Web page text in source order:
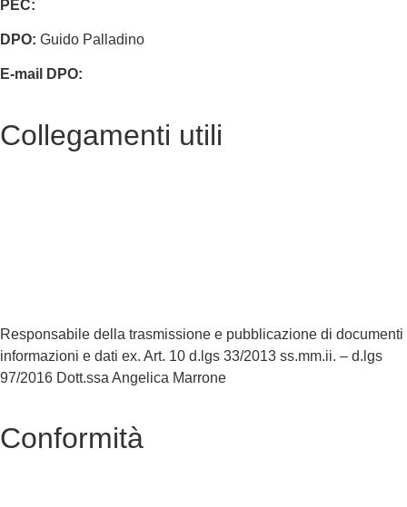
PEC:
DPO: Guido Palladino
E-mail DPO:
Collegamenti utili
Responsabile della trasmissione e pubblicazione di documenti
informazioni e dati ex. Art. 10 d.lgs 33/2013 ss.mm.ii. – d.lgs
97/2016 Dott.ssa Angelica Marrone
Conformità